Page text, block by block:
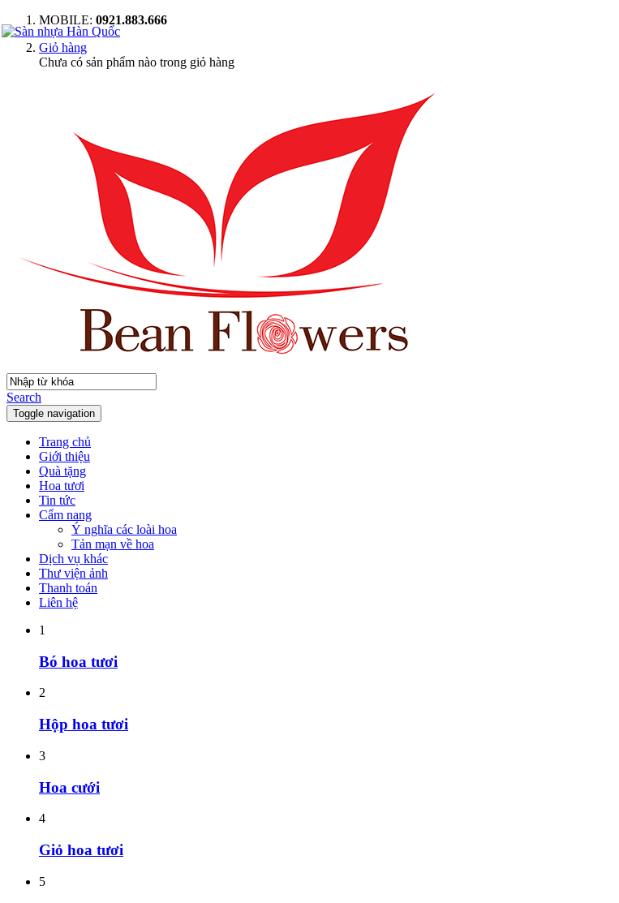
MOBILE: 0921.883.666
Giỏ hàng
Chưa có sản phẩm nào trong giỏ hàng
Search
Toggle navigation
Trang chủ
Giới thiệu
Quà tặng
Hoa tươi
Tin tức
Cẩm nang
Ý nghĩa các loài hoa
Tản mạn về hoa
Dịch vụ khác
Thư viện ảnh
Thanh toán
Liên hệ
1
Bó hoa tươi
2
Hộp hoa tươi
3
Hoa cưới
4
Giỏ hoa tươi
5